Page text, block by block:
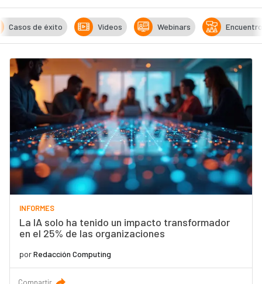
Casos de éxito Vídeos Webinars
INFORMES
La IA solo ha tenido un impacto transformador
en el 25% de las organizaciones
porRedacción Computing
Compartir